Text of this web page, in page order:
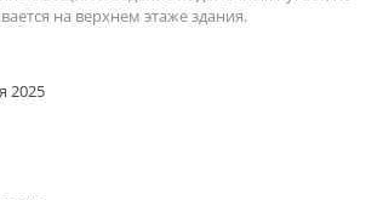
на верхнем этаже здания.
2025